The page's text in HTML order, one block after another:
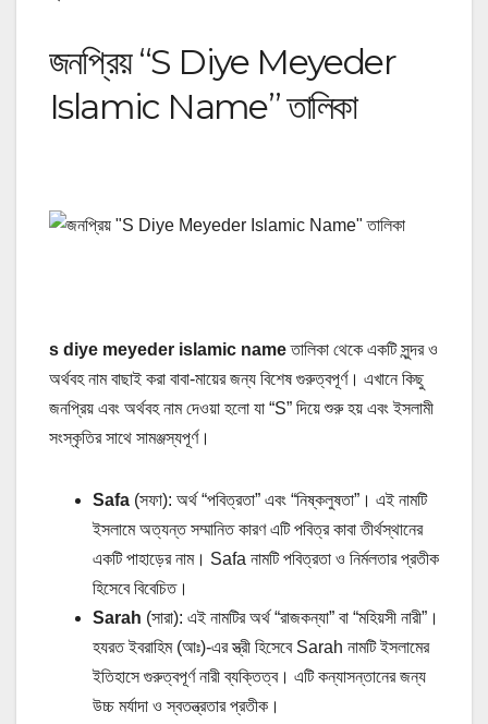
জনপ্রিয় “S Diye Meyeder
Islamic Name” তালিকা
s diye meyeder islamic nameতালিকা থেকে একটি সুন্দর ও
অর্থবহ নাম বাছাই করা বাবা-মায়ের জন্য বিশেষ গুরুত্বপূর্ণ। এখানে কিছু
জনপ্রিয় এবং অর্থবহ নাম দেওয়া হলো যা “S” দিয়ে শুরু হয় এবং ইসলামী
সংস্কৃতির সাথে সামঞ্জস্যপূর্ণ।
Safa (সফা): অর্থ “পবিত্রতা” এবং “নিষ্কলুষতা”। এই নামটি
ইসলামে অত্যন্ত সম্মানিত কারণ এটি পবিত্র কাবা তীর্থস্থানের
একটি পাহাড়ের নাম। Safa নামটি পবিত্রতা ও নির্মলতার প্রতীক
হিসেবে বিবেচিত।
Sarah (সারা): এই নামটির অর্থ “রাজকন্যা” বা “মহিয়সী নারী”।
হযরত ইবরাহিম (আঃ)-এর স্ত্রী হিসেবে Sarah নামটি ইসলামের
ইতিহাসে গুরুত্বপূর্ণ নারী ব্যক্তিত্ব। এটি কন্যাসন্তানের জন্য
উচ্চ মর্যাদা ও স্বতন্ত্রতার প্রতীক।